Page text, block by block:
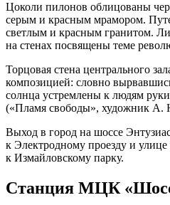
Цоколи пилонов облицованы
серым и красным мрамором.
светлым и красным гранитом.
на стенах посвящены теме
Торцовая стена центрального
композицией: словно
солнца устремлены к людям
(«Пламя свободы», художник А.
Выход в город на шоссе
к Электродному проезду и
к Измайловскому парку.
Станция МЦК